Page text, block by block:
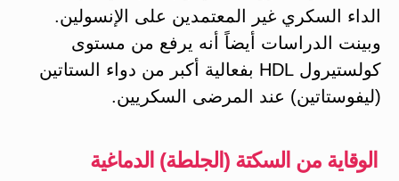
الداء السكري غير المعتمدين على الإنسولين.
وبينت الدراسات أيضاً أنه يرفع من مستوى
كولستيرول HDL بفعالية أكبر من دواء الستاتين
(ليفوستاتين) عند المرضى السكريين.
الوقاية من السكتة (الجلطة) الدماغية